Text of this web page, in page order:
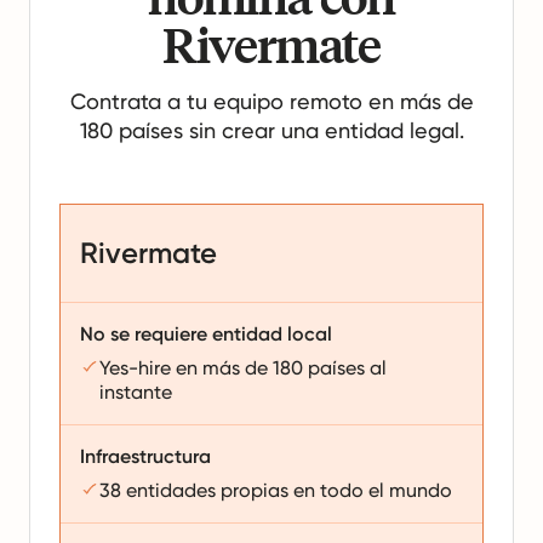
Rivermate
Contrata a tu equipo remoto en más de
180 países sin crear una entidad legal.
Rivermate
No se requiere entidad local
Yes-hire en más de 180 países al
instante
Infraestructura
38 entidades propias en todo el mundo